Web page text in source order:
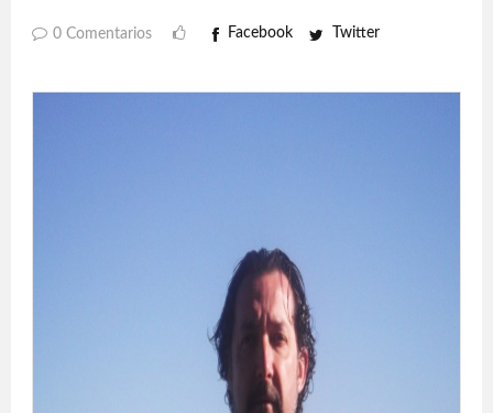
0 Comentarios Facebook Twitter